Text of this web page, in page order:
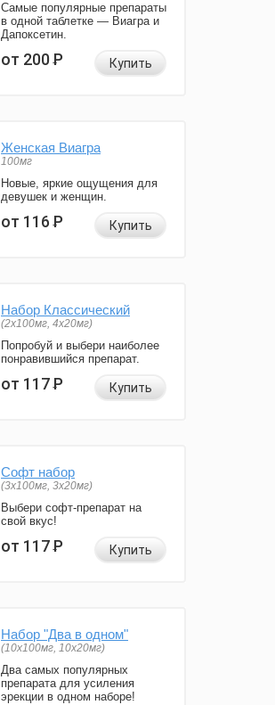
Самые популярные препараты
в одной таблетке — Виагра и
Дапоксетин.
от 200Р Купить
Женская Виагра
100мг
Новые, яркие ощущения для
девушек и женщин.
от 116Р Купить
Набор Классический
(2x100мг, 4x20мг)
Попробуй и выбери наиболее
понравившийся препарат.
от 117Р Купить
Софт набор
(3x100мг, 3x20мг)
Выбери софт-препарат на
свой вкус!
от 117Р Купить
Набор "Два в одном"
(10x100мг, 10x20мг)
Два самых популярных
препарата для усиления
эрекции в одном наборе!